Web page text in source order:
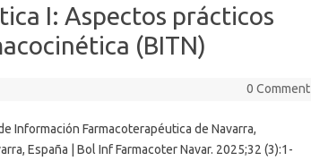
I: Aspectos prácticos
(BITN)
0 Comment
Información Farmacoterapéutica de Navarra,
España | Bol Inf Farmacoter Navar. 2025;32 (3):1-